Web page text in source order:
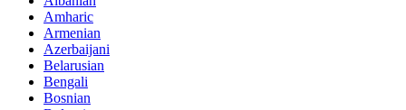
Amharic
Armenian
Azerbaijani
Belarusian
Bengali
Bosnian